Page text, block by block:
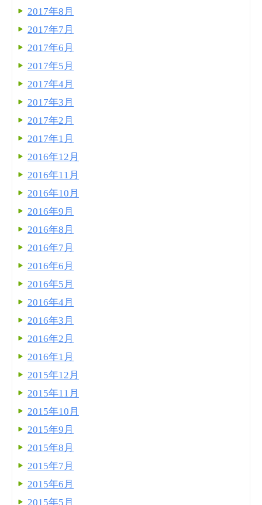
2017年8月
2017年7月
2017年6月
2017年5月
2017年4月
2017年3月
2017年2月
2017年1月
2016年12月
2016年11月
2016年10月
2016年9月
2016年8月
2016年7月
2016年6月
2016年5月
2016年4月
2016年3月
2016年2月
2016年1月
2015年12月
2015年11月
2015年10月
2015年9月
2015年8月
2015年7月
2015年6月
2015年5月